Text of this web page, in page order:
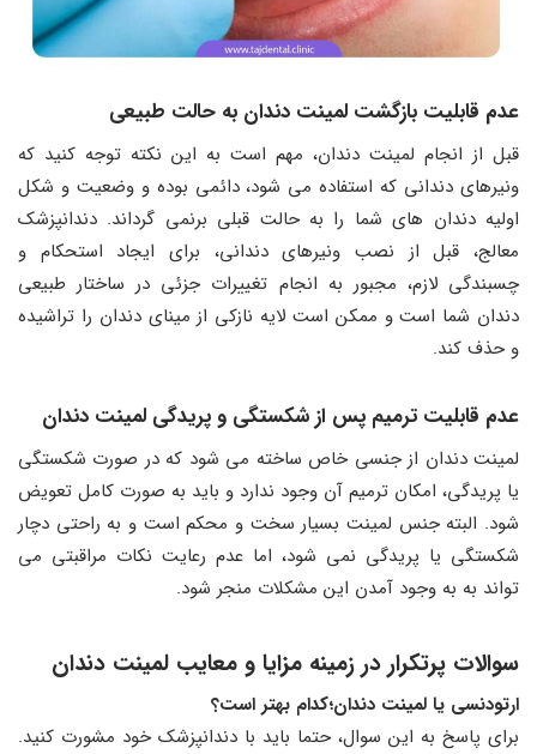
عدم قابلیت بازگشت لمینت دندان به حالت طبیعی
قبل از انجام لمینت دندان، مهم است به این نکته توجه کنید که
ونیرهای دندانی که استفاده می ‌شود، دائمی بوده و وضعیت و شکل
اولیه دندان‌ های شما را به حالت قبلی برنمی ‌گرداند. دندانپزشک
معالج، قبل از نصب ونیرهای دندانی، برای ایجاد استحکام و
چسبندگی لازم، مجبور به انجام تغییرات جزئی در ساختار طبیعی
دندان شما است و ممکن است لایه نازکی از مینای دندان را تراشیده
و حذف کند.
عدم قابلیت ترمیم پس از شکستگی و پریدگی لمینت دندان
لمینت دندان از جنسی خاص ساخته می ‌شود که در صورت شکستگی
یا پریدگی، امکان ترمیم آن وجود ندارد و باید به صورت کامل تعویض
شود. البته جنس لمینت بسیار سخت و محکم است و به راحتی دچار
شکستگی یا پریدگی نمی ‌شود، اما عدم رعایت نکات مراقبتی می
‌تواند به به وجود آمدن این مشکلات منجر شود.
سوالات پرتکرار در زمینه مزایا و معایب لمینت دندان
ارتودنسی یا لمینت دندان؛کدام بهتر است؟
برای پاسخ به این سوال، حتما باید با دندانپزشک خود مشورت کنید.